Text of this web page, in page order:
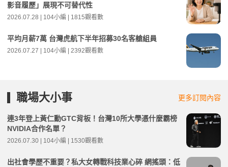
影音履歷」展現不可替代性
2026.07.28 | 104小編 | 1815觀看數
平均月薪7萬 台灣虎航下半年招募30名客艙組員
2026.07.27 | 104小編 | 2392觀看數
職場大小事 更多訂閱內容
連3年登上黃仁勳GTC背板！台灣10所大學憑什麼霸榜
NVIDIA合作名單？
2026.07.30 | 104小編 | 1530觀看數
出社會學歷不重要？私大女轉戰科技業心碎 網搖頭：低